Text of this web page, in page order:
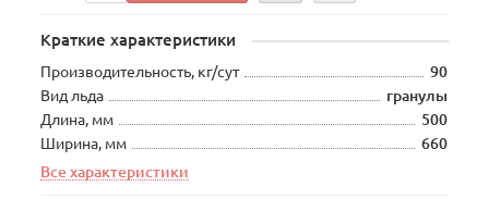
Краткие характеристики
Производительность, кг/сут
90
Вид льда
гранулы
Длина, мм
500
Ширина, мм
660
Все характеристики